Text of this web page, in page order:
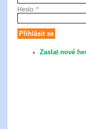
Heslo: *
Zaslat nové